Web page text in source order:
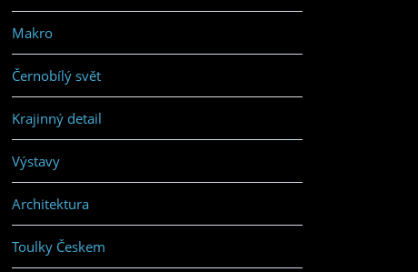
Makro
Černobílý svět
Krajinný detail
Výstavy
Architektura
Toulky Českem